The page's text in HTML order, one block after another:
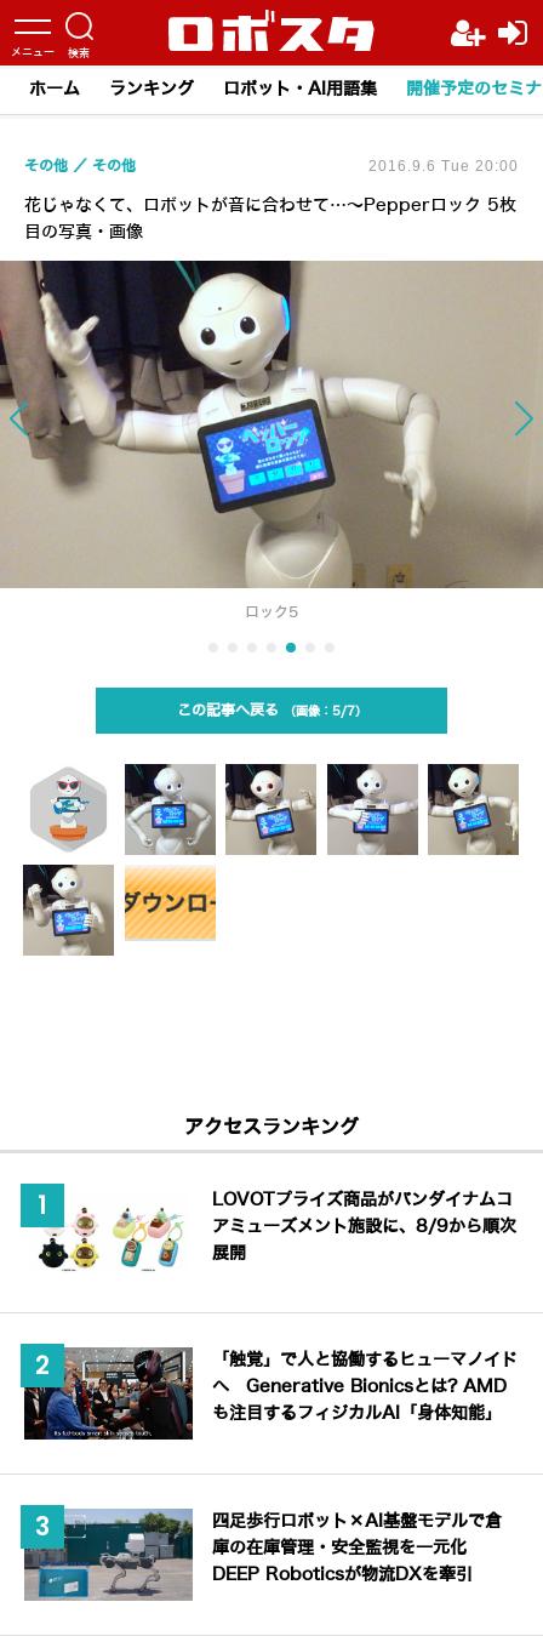
ホーム ランキング ロボット・AI用語集 開催予定のセミ
花じゃなくて、ロボットが音に合わせて…～Pepperロック 5枚
目の写真・画像
その他 その他 2016.9.6 Tue 20:00
ロック5
この記事へ戻る 5/7
アクセスランキング
LOVOTプライズ商品がバンダイナムコ
アミューズメント施設に、8/9から順次
展開
「触覚」で人と協働するヒューマノイド
へ Generative Bionicsとは? AMD
も注目するフィジカルAI「身体知能」
四足歩行ロボット×AI基盤モデルで倉
庫の在庫管理・安全監視を一元化
DEEP Roboticsが物流DXを牽引